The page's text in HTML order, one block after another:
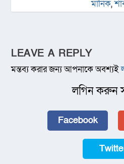
মানিক,
LEAVE A REPLY
মন্তব্য করার জন্য আপনাকে অবশ্যই
লগিন করুন
Facebook